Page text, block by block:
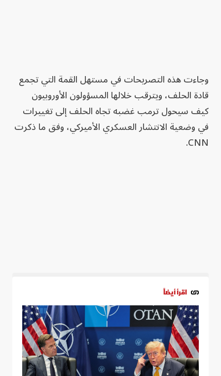
وجاءت هذه التصريحات في مستهل القمة التي تجمع
قادة الحلف، ويترقب خلالها المسؤولون الأوروبيون
كيف سيحول ترمب غضبه تجاه الحلف إلى تغييرات
في وضعية الانتشار العسكري الأميركي، وفق ما ذكرت
CNN.
اقرأ أيضاً